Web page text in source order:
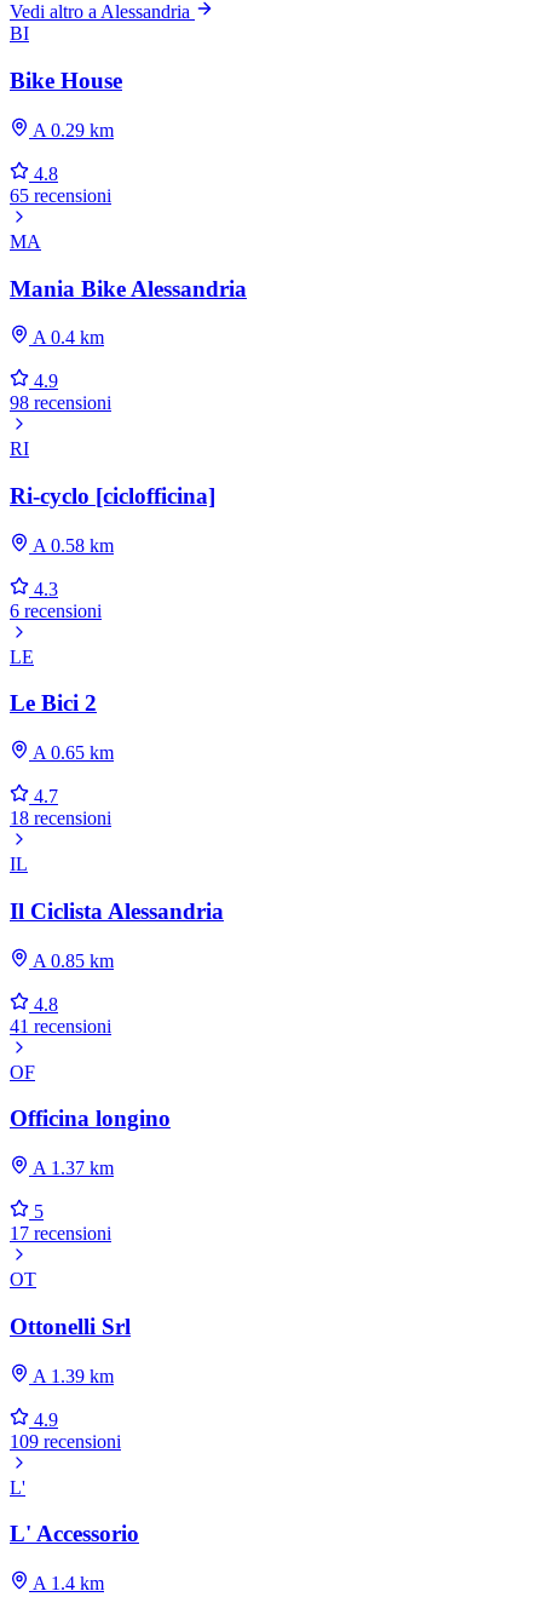
Vedi altro a Alessandria
BI
Bike House
A 0.29 km
4.8
65 recensioni
MA
Mania Bike Alessandria
A 0.4 km
4.9
98 recensioni
RI
Ri-cyclo [ciclofficina]
A 0.58 km
4.3
6 recensioni
LE
Le Bici 2
A 0.65 km
4.7
18 recensioni
IL
Il Ciclista Alessandria
A 0.85 km
4.8
41 recensioni
OF
Officina longino
A 1.37 km
5
17 recensioni
OT
Ottonelli Srl
A 1.39 km
4.9
109 recensioni
L'
L' Accessorio
A 1.4 km